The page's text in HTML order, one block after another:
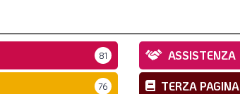
81 ASSISTENZA
76 TERZA PAGINA